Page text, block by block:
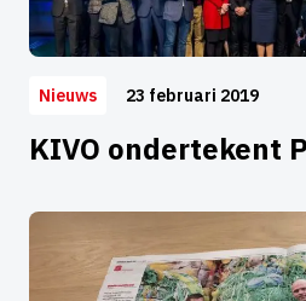
Nieuws 23 februari 2019
KIVO ondertekent